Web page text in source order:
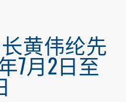
黄伟纶先
7月2日至